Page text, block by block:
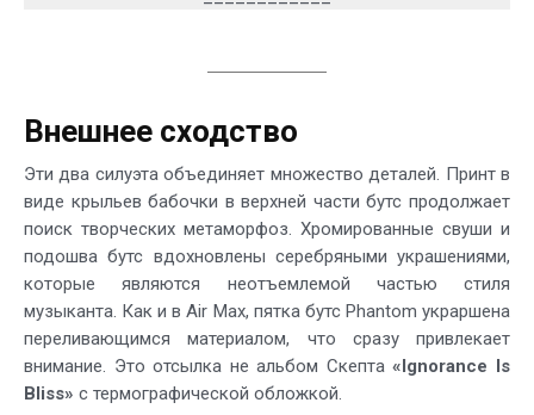
Внешнее сходство
Эти два силуэта объединяет множество деталей. Принт в
виде крыльев бабочки в верхней части бутс продолжает
поиск творческих метаморфоз. Хромированные свуши и
подошва бутс вдохновлены серебряными украшениями,
которые являются неотъемлемой частью стиля
музыканта. Как и в Air Max, пятка бутс Phantom украршена
переливающимся материалом, что сразу привлекает
внимание. Это отсылка не альбом Скепта«Ignorance Is
Bliss» с термографической обложкой.